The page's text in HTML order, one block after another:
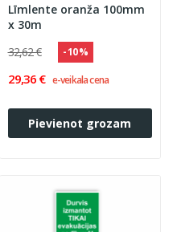
Līmlente oranža 100mm
x 30m
32,62 €
- 10 %
29,36 € e-veikala cena
Pievienot grozam